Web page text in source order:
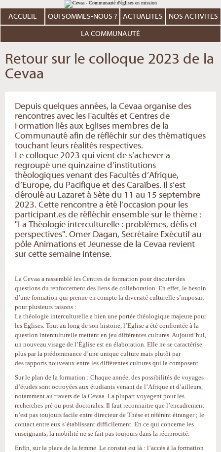
au
contenu.
Aller
personnels
ACCUEIL QUI SOMMES-NOUS ? ACTUALITÉS NOS ACTIVITÉS
LA COMMUNAUTÉ
Retour sur le colloque 2023 de la
Cevaa
Depuis quelques années, la Cevaa organise des
rencontres avec les Facultés et Centres de
Formation liés aux Eglises membres de la
Communauté afin de réfléchir sur des thématiques
touchant leurs réalités respectives.
Le colloque 2023 qui vient de s’achever a
regroupé une quinzaine d’institutions
théologiques venant des Facultés d’Afrique,
d’Europe, du Pacifique et des Caraïbes. Il s’est
déroulé au Lazaret à Sète du 11 au 15 septembre
2023. Cette rencontre a été l’occasion pour les
participant.es de réfléchir ensemble sur le thème :
"La Théologie interculturelle : problèmes, défis et
perspectives". Omer Dagan, Secrétaire Exécutif au
pôle Animations et Jeunesse de la Cevaa revient
sur cette semaine intense.
La Cevaa a rassemblé les Centres de formation pour discuter des
questions du renforcement des liens de collaboration. En effet, le besoin
d’une formation qui prenne en compte la diversité culturelle s’imposait
pour plusieurs raisons :
La théologie interculturelle a bien une portée théologique majeure pour
les Eglises. Tout au long de son histoire, l’Eglise a été confrontée à la
question interculturelle mettant en jeu différentes cultures. Aujourd’hui,
un nouveau visage de l’Église est en élaboration. Elle ne se caractérise
plus par la prédominance d’une unique culture mais plutôt par
des rapports nouveaux entre les différentes cultures qui la composent.
Sur le plan de la formation : Chaque année, des possibilités de voyages
d’études sont octroyées aux étudiants venant de l’Afrique et d’ailleurs,
notamment au travers de la Cevaa. La plupart voyagent pour les
recherches pré ou post doctorales. Il faut reconnaitre que l’encadrement
n’est pas toujours facile entre directeur de Thèse et référent étranger ; le
contact entre eux s’établissant difficilement. En ce qui concerne les
enseignants, la mobilité ne se fait pas toujours dans la réciprocité.
Enfin, sur la place de la femme. Le constat est là : l’accès à la formation